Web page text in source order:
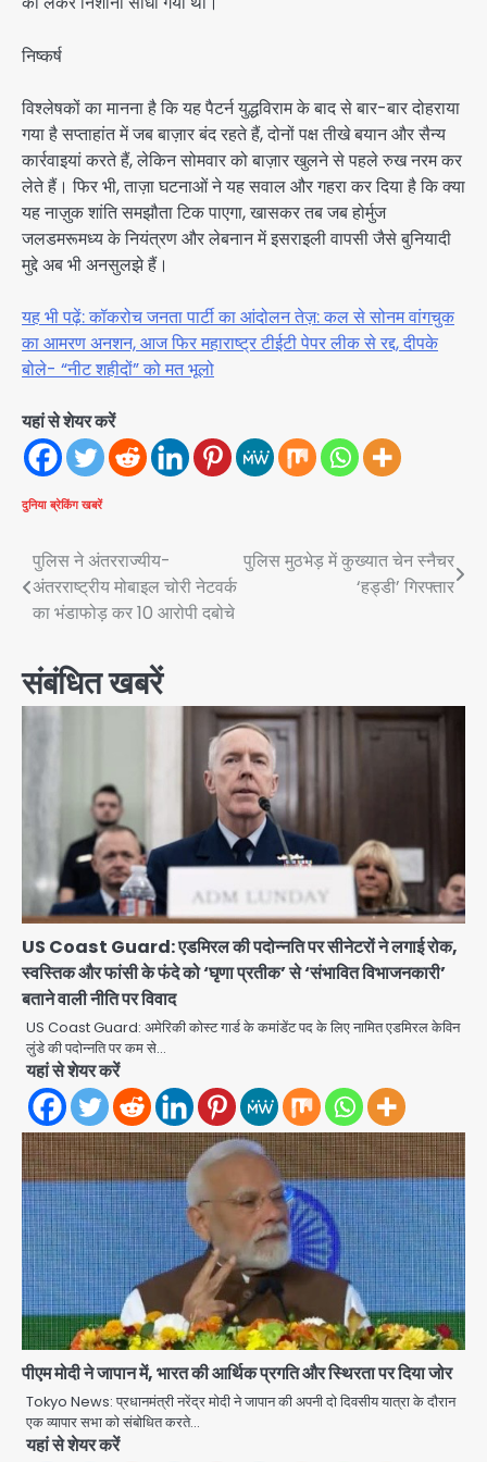
निष्कर्ष
विश्लेषकों का मानना है कि यह पैटर्न युद्धविराम के बाद से बार-बार दोहराया
गया है सप्ताहांत में जब बाज़ार बंद रहते हैं, दोनों पक्ष तीखे बयान और सैन्य
कार्रवाइयां करते हैं, लेकिन सोमवार को बाज़ार खुलने से पहले रुख नरम कर
लेते हैं। फिर भी, ताज़ा घटनाओं ने यह सवाल और गहरा कर दिया है कि क्या
यह नाज़ुक शांति समझौता टिक पाएगा, खासकर तब जब होर्मुज
जलडमरूमध्य के नियंत्रण और लेबनान में इसराइली वापसी जैसे बुनियादी
मुद्दे अब भी अनसुलझे हैं।
यह भी पढ़ें: कॉकरोच जनता पार्टी का आंदोलन तेज़: कल से सोनम वांगचुक
का आमरण अनशन, आज फिर महाराष्ट्र टीईटी पेपर लीक से रद्द, दीपके
बोले- “नीट शहीदों” को मत भूलो
यहां से शेयर करें
दुनिया ब्रेकिंग खबरें
Post
navigation
पुलिस ने अंतरराज्यीय-
अंतरराष्ट्रीय मोबाइल चोरी नेटवर्क
का भंडाफोड़ कर 10 आरोपी दबोचे
पुलिस मुठभेड़ में कुख्यात चेन स्नैचर
‘हड्डी’ गिरफ्तार
संबंधित खबरें
US Coast Guard: एडमिरल की पदोन्नति पर सीनेटरों ने लगाई रोक,
स्वस्तिक और फांसी के फंदे को ‘घृणा प्रतीक’ से ‘संभावित विभाजनकारी’
बताने वाली नीति पर विवाद
US Coast Guard: अमेरिकी कोस्ट गार्ड के कमांडेंट पद के लिए नामित एडमिरल केविन
लुंडे की पदोन्नति पर कम से…
यहां से शेयर करें
पीएम मोदी ने जापान में, भारत की आर्थिक प्रगति और स्थिरता पर दिया जोर
Tokyo News: प्रधानमंत्री नरेंद्र मोदी ने जापान की अपनी दो दिवसीय यात्रा के दौरान
एक व्यापार सभा को संबोधित करते…
यहां से शेयर करें
2
Road accidents wreak havoc
in Uttar Pradesh: अतीक अहमद के बेटे
अबान की मौत, हमीरपुर में बस-टैंकर भिड़ंत में
तीन की जान गई
Avinash Kumar